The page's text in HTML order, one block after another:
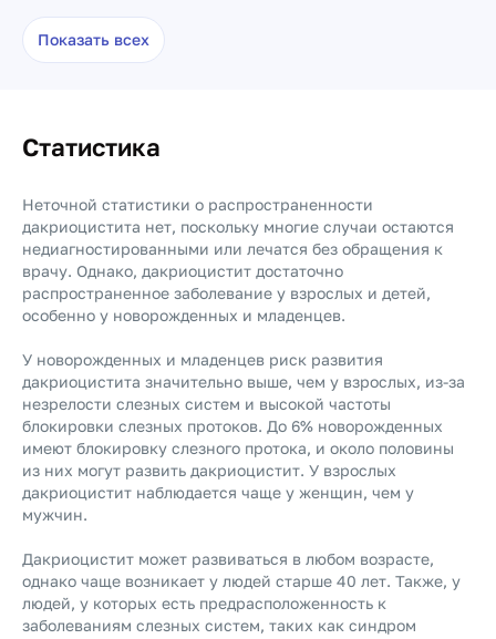
Показать всех
Статистика
Неточной статистики о распространенности
дакриоцистита нет, поскольку многие случаи остаются
недиагностированными или лечатся без обращения к
врачу. Однако, дакриоцистит достаточно
распространенное заболевание у взрослых и детей,
особенно у новорожденных и младенцев.
У новорожденных и младенцев риск развития
дакриоцистита значительно выше, чем у взрослых, из-за
незрелости слезных систем и высокой частоты
блокировки слезных протоков. До 6% новорожденных
имеют блокировку слезного протока, и около половины
из них могут развить дакриоцистит. У взрослых
дакриоцистит наблюдается чаще у женщин, чем у
мужчин.
Дакриоцистит может развиваться в любом возрасте,
однако чаще возникает у людей старше 40 лет. Также, у
людей, у которых есть предрасположенность к
заболеваниям слезных систем, таких как синдром